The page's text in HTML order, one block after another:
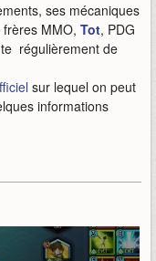
ses mécaniques
MMO, Tot, PDG
régulièrement de
sur lequel on peut
informations